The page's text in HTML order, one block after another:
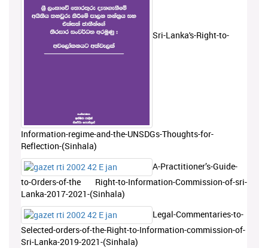
Sri-Lanka's-Right-to-
Information-regime-and-the-UNSDGs-Thoughts-for-
Reflection-(Sinhala)
A-Practitioner’s-Guide-
to-Orders-of-the Right-to-Information-Commission-of-sri-
Lanka-2017-2021-(Sinhala)
Legal-Commentaries-to-
Selected-orders-of-the-Right-to-Information-commission-of-
Sri-Lanka-2019-2021-(Sinhala)